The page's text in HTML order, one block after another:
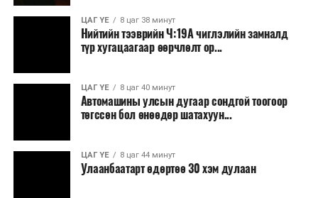
хамрагдахгүй бөгөөд цэцэрлэг, сургуулийн хүүхдийн
эрт илрүүлэг, вакцинжуулалт, томуу, томуу төст
өвчний эсрэг арга хэмжээ зэрэг зайлшгүй
үргэлжилнэ гэж Ерөнхий сайд Н.Учрал онцоллоо.
Мөн бүх шатны төсвийн ерөнхийлөн захирагч нарт
салбар бүрдээ урсгал зардлыг 20 хувиар бууруулах,
нөхөн томилгоо хийхгүй байх, аялал, амралт, зугаалга,
хамт олны урлаг, спортын арга хэмжээг зохион
байгуулахгүй байх, төрийн албанд шинэ орон тоо бий
ЦАГ ҮЕ 8 цаг 38 минут
Нийтийн тээврийн Ч:19А чиглэлийн замналд
түр хугацаагаар өөрчлөлт ор...
ЦАГ ҮЕ 8 цаг 40 минут
Автомашины улсын дугаар сондгой тоогоор
төгссөн бол өнөөдөр шатахуун...
ЦАГ ҮЕ 8 цаг 44 минут
Улаанбаатарт өдөртөө 30 хэм дулаан